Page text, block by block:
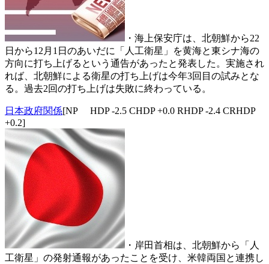
・海上保安庁は、北朝鮮から22
日から12月1日のあいだに「人工衛星」を黄海と東シナ海の
方向に打ち上げるという通告があったと発表した。実施され
れば、北朝鮮による衛星の打ち上げは今年3回目の試みとな
る。過去2回の打ち上げは失敗に終わっている。
日本政府関係[NP HDP -2.5 CHDP +0.0 RHDP -2.4 CRHDP
+0.2]
・岸田首相は、北朝鮮から「人
工衛星」の発射通報があったことを受け、米韓両国と連携し